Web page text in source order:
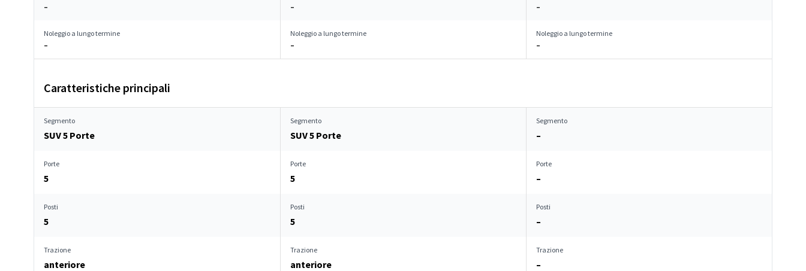
–
–
–
Noleggio a lungo termine
–
Noleggio a lungo termine
–
Noleggio a lungo termine
–
Caratteristiche principali
Segmento
SUV 5 Porte
Segmento
SUV 5 Porte
Segmento
–
Porte
5
Porte
5
Porte
–
Posti
5
Posti
5
Posti
–
Trazione
anteriore
Trazione
anteriore
Trazione
–